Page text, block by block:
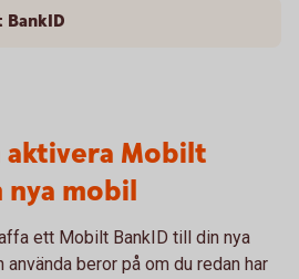
BankID
Mobilt
nya mobil
ett Mobilt BankID till din nya
beror på om du redan har